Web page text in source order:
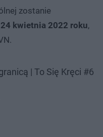
zostanie
kwietnia 2022 roku,
| To Się Kręci #6